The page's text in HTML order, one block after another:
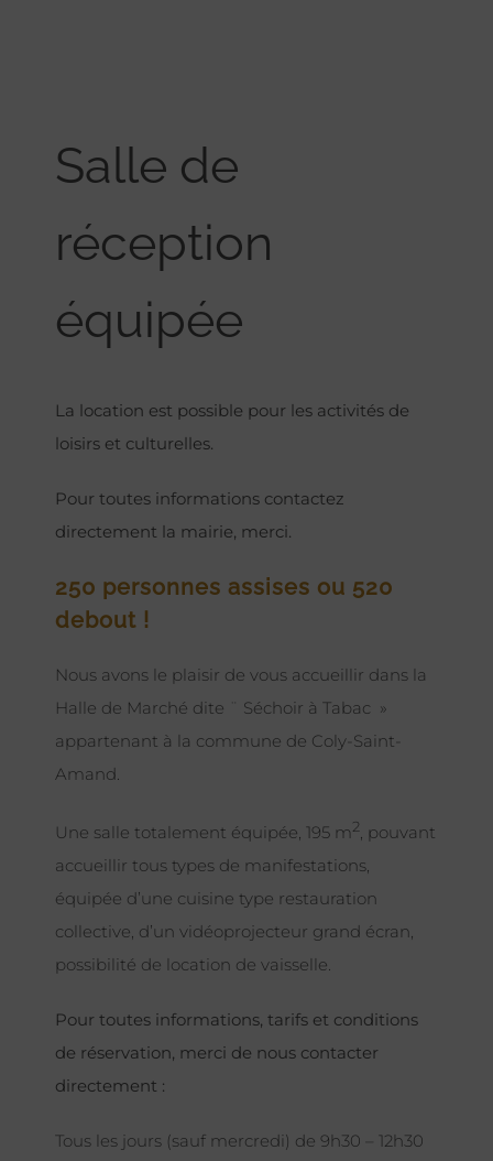
Salle de
réception
équipée
La location est possible pour les activités de
loisirs et culturelles.
Pour toutes informations contactez
directement la mairie, merci.
250 personnes assises ou 520
debout !
Nous avons le plaisir de vous accueillir dans la
Halle de Marché dite ¨ Séchoir à Tabac »
appartenant à la commune de Coly-Saint-
Amand.
Une salle totalement équipée, 195 m2, pouvant
accueillir tous types de manifestations,
équipée d’une cuisine type restauration
collective, d’un vidéoprojecteur grand écran,
possibilité de location de vaisselle.
Pour toutes informations, tarifs et conditions
de réservation, merci de nous contacter
directement :
Tous les jours (sauf mercredi) de 9h30 – 12h30